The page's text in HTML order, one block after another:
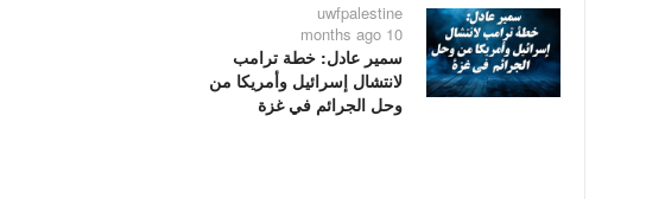
uwfpalestine
10 months ago
سمير عادل: خطة ترامب
لانتشال إسرائيل وأمريكا من
وحل الجرائم في غزة